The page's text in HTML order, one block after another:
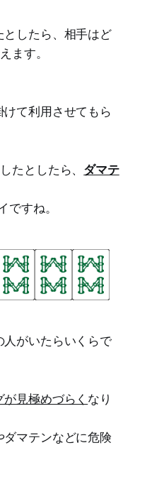
としたら、相手はど
ます。
て利用させてもら
たとしたら、 ダマテ
すね。
人がいたらいくらで
見極めづらく なり
ダマテンなどに危険